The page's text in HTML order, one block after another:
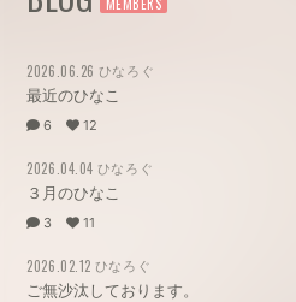
2026.06.26 ひなろぐ
最近のひなこ
6 12
2026.04.04 ひなろぐ
３月のひなこ
3 11
2026.02.12 ひなろぐ
ご無沙汰しております。